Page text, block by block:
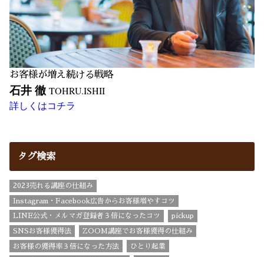
お客様が増え続ける戦略
石井 徹 TOHRU.ISHII
詳しくはコチラ
タグ検索
2023売れる講座の仕組み
Instagram・Facebook広告からお客様増やすコツ
LINE公式・メルマガ登録者３倍になったコツ pickup
SNSお客様獲得法 ZOOM講座でお客様獲得の仕組み
お客様の獲得率３倍になった方法 ひとり起業